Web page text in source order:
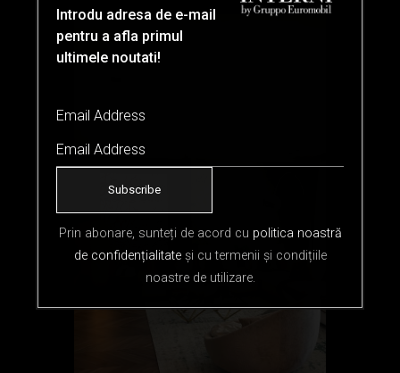
Introdu adresa de e-mail
pentru a afla primul
ultimele noutati!
Email Address
Prin abonare, sunteți de acord cu politica noastră
de confidențialitateși cu termenii și condițiile
noastre de utilizare.